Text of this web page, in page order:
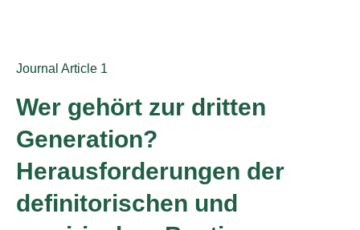
Publication type:
Journal Article 1
Wer gehört zur dritten
Generation?
Herausforderungen der
definitorischen und